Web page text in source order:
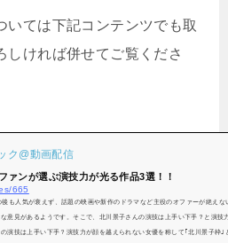
いては下記コンテンツでも取
しければ併せてご覧くださ
ク@動画配信
ァンが選ぶ演技力が光る作品3選！！
665
も人気が衰えず、話題の映画や新作のドラマなど主役のオファーが絶えな
意見があるようです。そこで、北川景子さんの演技は上手い下手？と演技
演技は上手い下手？演技力が顔を越えられない女優を称して｢北川景子枠｣